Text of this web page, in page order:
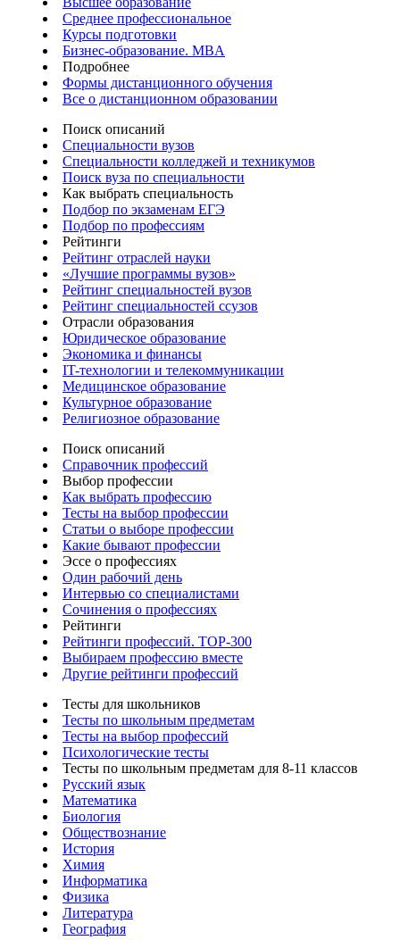
Среднее профессиональное
Курсы подготовки
Бизнес-образование. MBA
Подробнее
Формы дистанционного обучения
Все о дистанционном образовании
Поиск описаний
Специальности вузов
Специальности колледжей и техникумов
Поиск вуза по специальности
Как выбрать специальность
Подбор по экзаменам ЕГЭ
Подбор по профессиям
Рейтинги
Рейтинг отраслей науки
«Лучшие программы вузов»
Рейтинг специальностей вузов
Рейтинг специальностей ссузов
Отрасли образования
Юридическое образование
Экономика и финансы
IT-технологии и телекоммуникации
Медицинское образование
Культурное образование
Религиозное образование
Поиск описаний
Справочник профессий
Выбор профессии
Как выбрать профессию
Тесты на выбор профессии
Статьи о выборе профессии
Какие бывают профессии
Эссе о профессиях
Один рабочий день
Интервью со специалистами
Сочинения о профессиях
Рейтинги
Рейтинги профессий. TOP-300
Выбираем профессию вместе
Другие рейтинги профессий
Тесты для школьников
Тесты по школьным предметам
Тесты на выбор профессий
Психологические тесты
Тесты по школьным предметам для 8-11 классов
Русский язык
Математика
Биология
Обществознание
История
Химия
Информатика
Физика
Литература
География